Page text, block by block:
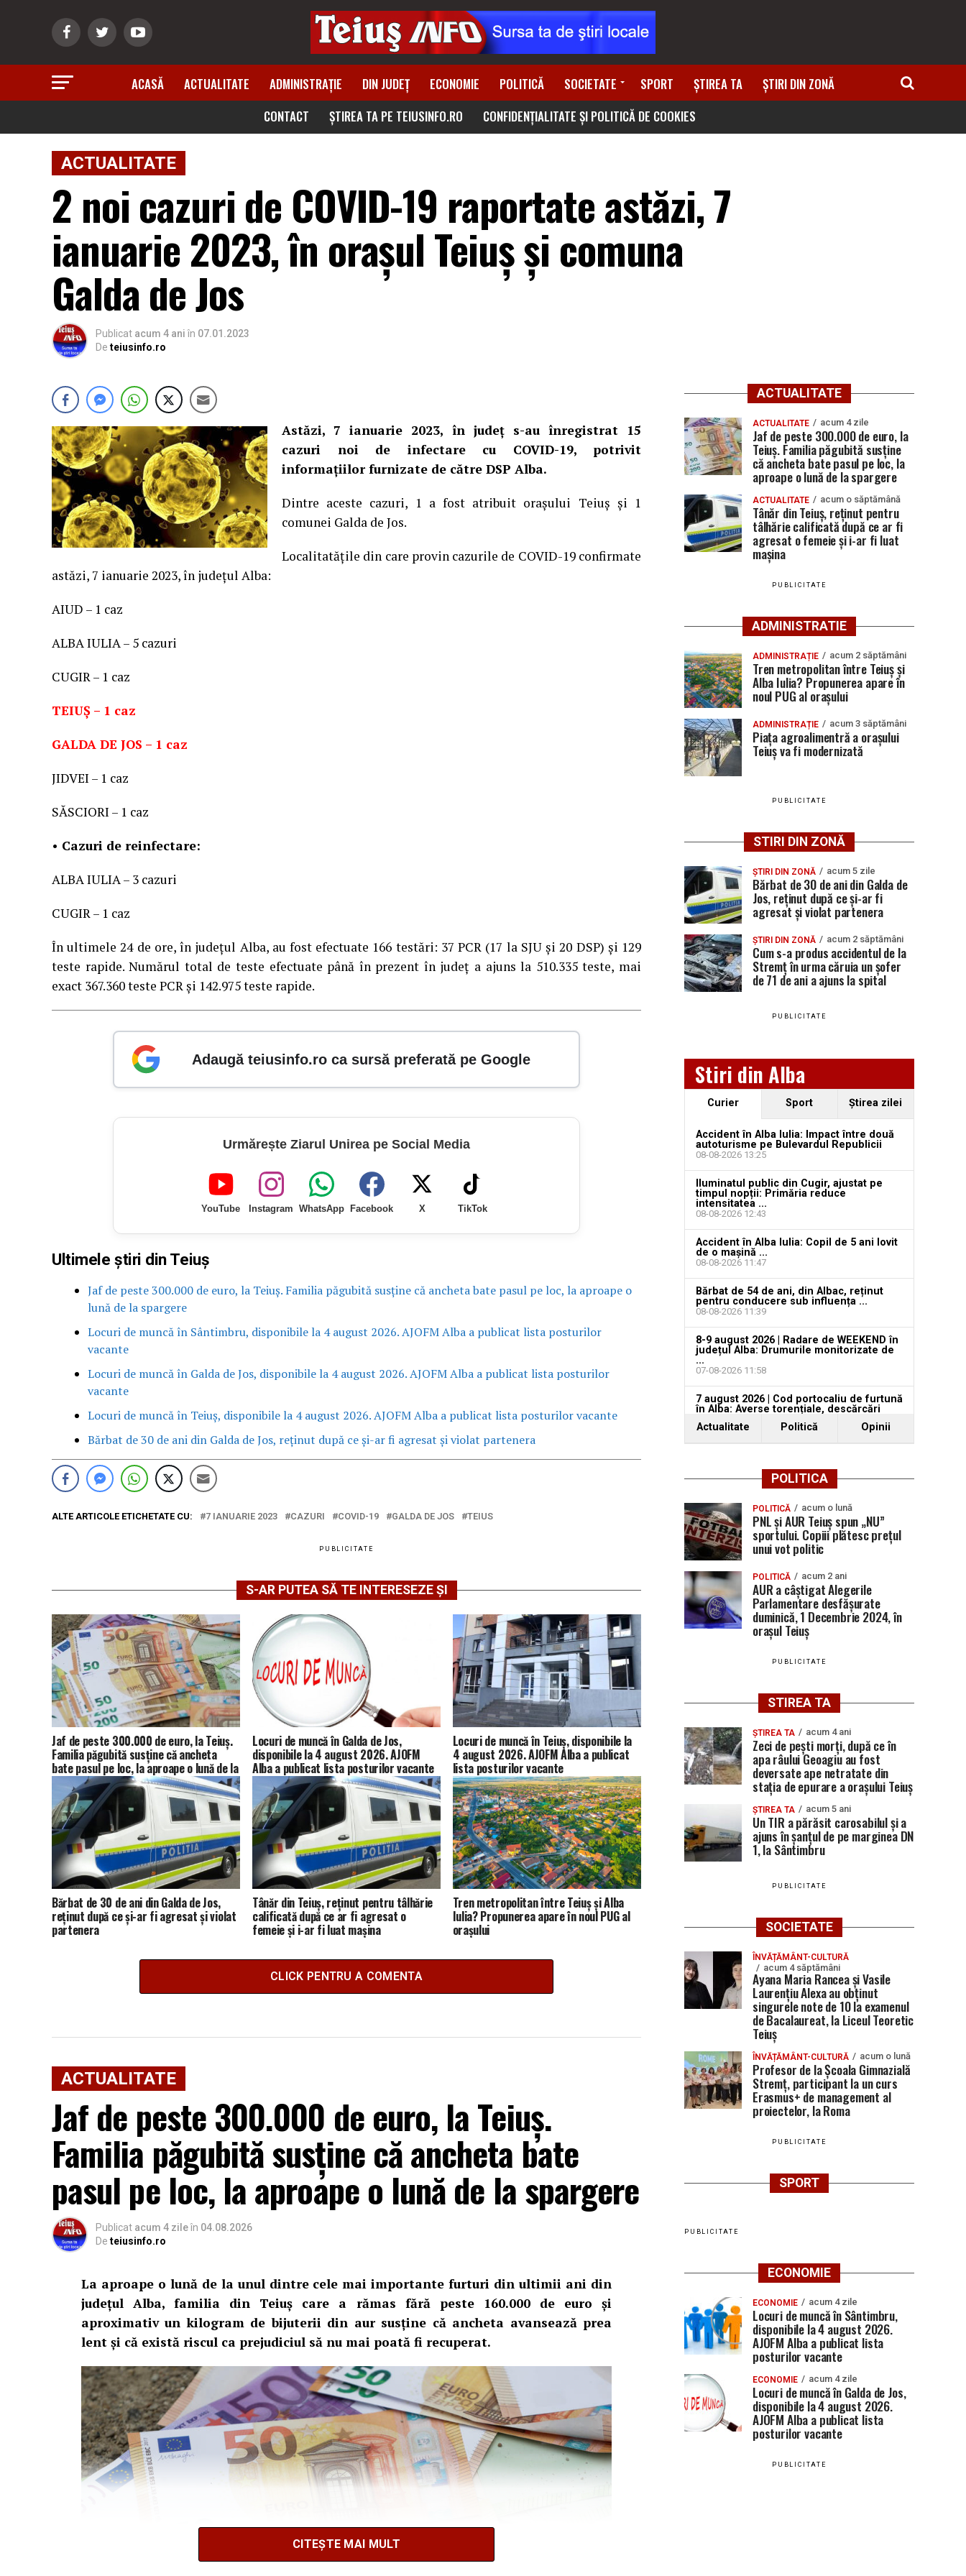
ACASĂ ACTUALITATE ADMINISTRAȚIE DIN JUDEȚ ECONOMIE POLITICĂ SOCIETATE SPORT ȘTIREA TA
ȘTIRI DIN ZONĂ
CONTACT
ȘTIREA TA PE TEIUSINFO.RO CONFIDENȚIALITATE ȘI POLITICĂ DE COOKIES
ACTUALITATE
2 noi cazuri de COVID-19 raportate astăzi, 7
ianuarie 2023, în orașul Teiuș și comuna
Galda de Jos
Publicat acum 4 ani în 07.01.2023
De teiusinfo.ro
Astăzi, 7 ianuarie 2023, în județ s-au înregistrat 15
cazuri noi de infectare cu COVID-19, potrivit
informațiilor furnizate de către DSP Alba.
Dintre aceste cazuri, 1 a fost atribuit orașului Teiuș și 1
comunei Galda de Jos.
Localitatățile din care provin cazurile de COVID-19 confirmate
astăzi, 7 ianuarie 2023, în județul Alba:
AIUD – 1 caz
ALBA IULIA – 5 cazuri
CUGIR – 1 caz
TEIUȘ – 1 caz
GALDA DE JOS – 1 caz
JIDVEI – 1 caz
SĂSCIORI – 1 caz
• Cazuri de reinfectare:
ALBA IULIA – 3 cazuri
CUGIR – 1 caz
În ultimele 24 de ore, în județul Alba, au fost efectuate 166 testări: 37 PCR (17 la SJU și 20 DSP) și 129
teste rapide. Numărul total de teste efectuate până în prezent în județ a ajuns la 510.335 teste, mai
exact 367.360 teste PCR și 142.975 teste rapide.
Adaugă teiusinfo.ro ca sursă preferată pe Google
Urmărește Ziarul Unirea pe Social Media
YouTube Instagram WhatsApp Facebook X TikTok
Ultimele știri din Teiuș
Jaf de peste 300.000 de euro, la Teiuș. Familia păgubită susține că ancheta bate pasul pe loc, la aproape o
lună de la spargere
Locuri de muncă în Sântimbru, disponibile la 4 august 2026. AJOFM Alba a publicat lista posturilor
vacante
Locuri de muncă în Galda de Jos, disponibile la 4 august 2026. AJOFM Alba a publicat lista posturilor
vacante
Locuri de muncă în Teiuș, disponibile la 4 august 2026. AJOFM Alba a publicat lista posturilor vacante
Bărbat de 30 de ani din Galda de Jos, reținut după ce și-ar fi agresat și violat partenera
ALTE ARTICOLE ETICHETATE CU: 7 IANUARIE 2023 CAZURI COVID-19 GALDA DE JOS TEIUS
PUBLICITATE
S-AR PUTEA SĂ TE INTERESEZE ȘI
Jaf de peste 300.000 de euro, la Teiuș.
Familia păgubită susține că ancheta
bate pasul pe loc, la aproape o lună de la
spargere
Locuri de muncă în Galda de Jos,
disponibile la 4 august 2026. AJOFM
Alba a publicat lista posturilor vacante
Locuri de muncă în Teiuș, disponibile la
4 august 2026. AJOFM Alba a publicat
lista posturilor vacante
Bărbat de 30 de ani din Galda de Jos,
reținut după ce și-ar fi agresat și violat
partenera
Tânăr din Teiuș, reținut pentru tâlhărie
calificată după ce ar fi agresat o
femeie și i-ar fi luat mașina
Tren metropolitan între Teiuș și Alba
Iulia? Propunerea apare în noul PUG al
orașului
CLICK PENTRU A COMENTA
ACTUALITATE
Jaf de peste 300.000 de euro, la Teiuș.
Familia păgubită susține că ancheta bate
pasul pe loc, la aproape o lună de la spargere
Publicat acum 4 zileîn 04.08.2026
De teiusinfo.ro
La aproape o lună de la unul dintre cele mai importante furturi din ultimii ani din
județul Alba, familia din Teiuș care a rămas fără peste 160.000 de euro și
aproximativ un kilogram de bijuterii din aur susține că ancheta avansează prea
lent și că există riscul ca prejudiciul să nu mai poată fi recuperat.
CITEȘTE MAI MULT
ACTUALITATE
ACTUALITATE acum 4 zile
Jaf de peste 300.000 de euro, la
Teiuș. Familia păgubită susține
că ancheta bate pasul pe loc, la
aproape o lună de la spargere
ACTUALITATE acum o săptămână
Tânăr din Teiuș, reținut pentru
tâlhărie calificată după ce ar fi
agresat o femeie și i-ar fi luat
mașina
PUBLICITATE
ADMINISTRATIE
ADMINISTRAȚIE acum 2 săptămâni
Tren metropolitan între Teiuș și
Alba Iulia? Propunerea apare în
noul PUG al orașului
ADMINISTRAȚIE acum 3 săptămâni
Piața agroalimentră a orașului
Teiuș va fi modernizată
PUBLICITATE
STIRI DIN ZONĂ
ȘTIRI DIN ZONĂ acum 5 zile
Bărbat de 30 de ani din Galda de
Jos, reținut după ce și-ar fi
agresat și violat partenera
ȘTIRI DIN ZONĂ acum 2 săptămâni
Cum s-a produs accidentul de la
Stremț în urma căruia un șofer
de 71 de ani a ajuns la spital
PUBLICITATE
Stiri din Alba
Curier Sport Ştirea zilei
Accident în Alba Iulia: Impact între două
autoturisme pe Bulevardul Republicii
08-08-2026 13:25
Iluminatul public din Cugir, ajustat pe
timpul nopții: Primăria reduce
intensitatea ...
08-08-2026 12:43
Accident în Alba Iulia: Copil de 5 ani lovit
de o mașină ...
08-08-2026 11:47
Bărbat de 54 de ani, din Albac, reținut
pentru conducere sub influența ...
08-08-2026 11:39
8-9 august 2026 | Radare de WEEKEND în
județul Alba: Drumurile monitorizate de
...
07-08-2026 11:58
7 august 2026 | Cod portocaliu de furtună
în Alba: Averse torențiale, descărcări
08-08-2026 06:56
Actualitate Politică Opinii
POLITICA
POLITICĂ acum o lună
PNL și AUR Teiuș spun „NU”
sportului. Copiii plătesc prețul
unui vot politic
POLITICĂ acum 2 ani
AUR a câștigat Alegerile
Parlamentare desfășurate
duminică, 1 Decembrie 2024, în
orașul Teiuș
PUBLICITATE
STIREA TA
ȘTIREA TA acum 4 ani
Zeci de pești morți, după ce în
apa râului Geoagiu au fost
deversate ape netratate din
stația de epurare a orașului Teiuș
ȘTIREA TA acum 5 ani
Un TIR a părăsit carosabilul și a
ajuns în șanțul de pe marginea DN
1, la Sântimbru
PUBLICITATE
SOCIETATE
ÎNVĂȚĂMÂNT-CULTURĂ
acum 4 săptămâni
Ayana Maria Rancea și Vasile
Laurențiu Alexa au obținut
singurele note de 10 la examenul
de Bacalaureat, la Liceul Teoretic
Teiuș
ÎNVĂȚĂMÂNT-CULTURĂ acum o lună
Profesor de la Școala Gimnazială
Stremț, participant la un curs
Erasmus+ de management al
proiectelor, la Roma
PUBLICITATE
SPORT
PUBLICITATE
ECONOMIE
ECONOMIE acum 4 zile
Locuri de muncă în Sântimbru,
disponibile la 4 august 2026.
AJOFM Alba a publicat lista
posturilor vacante
ECONOMIE acum 4 zile
Locuri de muncă în Galda de Jos,
disponibile la 4 august 2026.
AJOFM Alba a publicat lista
posturilor vacante
PUBLICITATE